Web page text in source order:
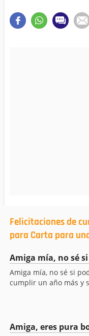
Felicitaciones de
para Carta para
Amiga mía, no sé
Amiga mía, no sé si
cumplir un año más y
Amiga, eres pura